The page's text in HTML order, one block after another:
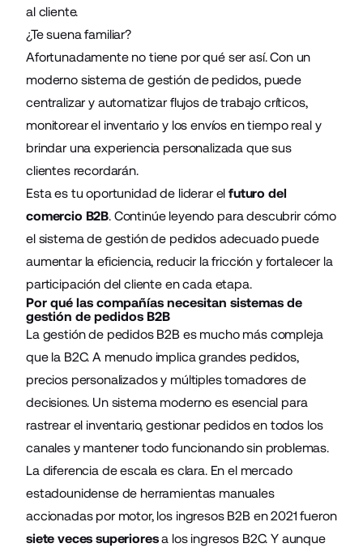
al cliente.
¿Te suena familiar?
Afortunadamente no tiene por qué ser así. Con un
moderno sistema de gestión de pedidos, puede
centralizar y automatizar flujos de trabajo críticos,
monitorear el inventario y los envíos en tiempo real y
brindar una experiencia personalizada que sus
clientes recordarán.
Esta es tu oportunidad de liderar elfuturo del
comercio B2B. Continúe leyendo para descubrir cómo
el sistema de gestión de pedidos adecuado puede
aumentar la eficiencia, reducir la fricción y fortalecer la
participación del cliente en cada etapa.
Por qué las compañías necesitan sistemas de
gestión de pedidos B2B
La gestión de pedidos B2B es mucho más compleja
que la B2C. A menudo implica grandes pedidos,
precios personalizados y múltiples tomadores de
decisiones. Un sistema moderno es esencial para
rastrear el inventario, gestionar pedidos en todos los
canales y mantener todo funcionando sin problemas.
La diferencia de escala es clara. En el mercado
estadounidense de herramientas manuales
accionadas por motor, los ingresos B2B en 2021 fueron
siete veces superioresa los ingresos B2C. Y aunque